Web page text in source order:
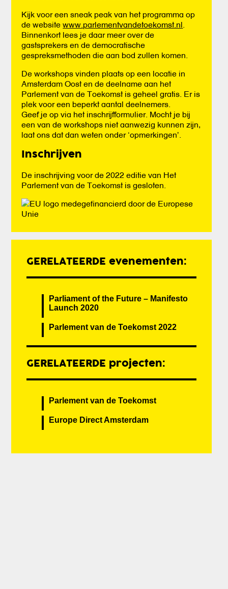
Kijk voor een sneak peak van het programma op
de websitewww.parlementvandetoekomst.nl
Binnenkort lees je daar meer over de
gastsprekers en de democratische
gespreksmethoden die aan bod zullen komen.
De workshops vinden plaats op een locatie in
Amsterdam Oost en de deelname aan het
Parlement van de Toekomst is geheel gratis. Er is
plek voor een beperkt aantal deelnemers.
Geef je op via het inschrijfformulier. Mocht je bij
een van de workshops niet aanwezig kunnen zijn,
laat ons dat dan weten onder ‘opmerkingen’.
Inschrijven
De inschrijving voor de 2022 editie van Het
Parlement van de Toekomst is gesloten.
GERELATEERDE evenementen:
Parliament of the Future – Manifesto
Launch 2020
Parlement van de Toekomst 2022
GERELATEERDE projecten:
Parlement van de Toekomst
Europe Direct Amsterdam